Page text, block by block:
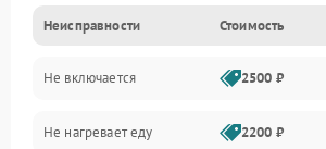
Дверца и корпус
Механика и внутренние элементы
Механические повреждения
Неисправности Стоимость
Не включается 2500 ₽
Не нагревает еду 2200 ₽